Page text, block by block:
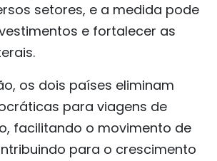
setores, e a medida pode
e fortalecer as
os dois países eliminam
para viagens de
facilitando o movimento de
para o crescimento